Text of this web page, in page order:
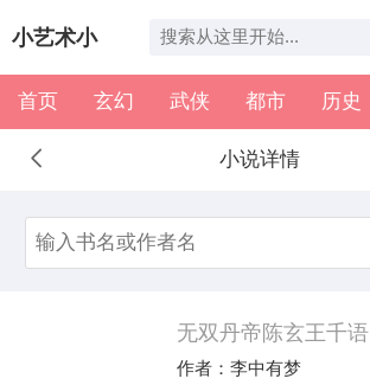
小艺术小
说
首页 玄幻 武侠 都市 历史
小说详情
无双丹帝陈玄王千语
作者：李中有梦